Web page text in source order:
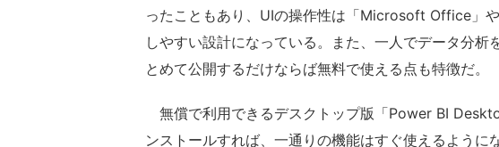
ったこともあり、UIの操作性は「Microsoft Office」
しやすい設計になっている。また、一人でデータ分析
とめて公開するだけならば無料で使える点も特徴だ。
無償で利用できるデスクトップ版「Power BI
ンストールすれば、一通りの機能はすぐ使えるように